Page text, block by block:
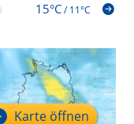
15°C/11°C
Karte öffnen